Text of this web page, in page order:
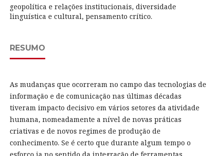
geopolítica e relações institucionais, diversidade
linguística e cultural, pensamento crítico.
RESUMO
As mudanças que ocorreram no campo das tecnologias de
informação e de comunicação nas últimas décadas
tiveram impacto decisivo em vários setores da atividade
humana, nomeadamente a nível de novas práticas
criativas e de novos regimes de produção de
conhecimento. Se é certo que durante algum tempo o